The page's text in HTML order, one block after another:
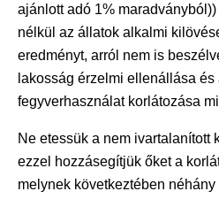
ajánlott adó 1%
nélkül az állatok alkalmi
eredményt, arról nem is
lakosság érzelmi ellenállása és
fegyverhasználat korlátozása
Ne etessük a nem ivartalanított
ezzel hozzásegítjük őket a
melynek következtében